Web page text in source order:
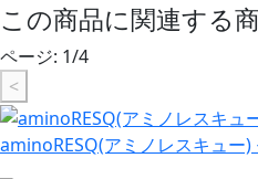
この商品に関連する
ページ: 1/4
<
aminoRESQ(アミノレスキュー)